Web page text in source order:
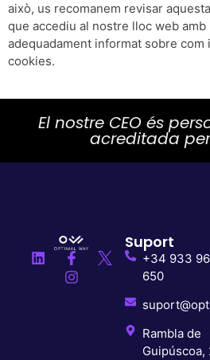
això, us recomanem revisar
que accediu al nostre lloc web amb
adequadament informat sobre
cookies.
El nostre CEO és
acreditada per
Suport
+34 933
650
Rambla de
Guipúscoa,